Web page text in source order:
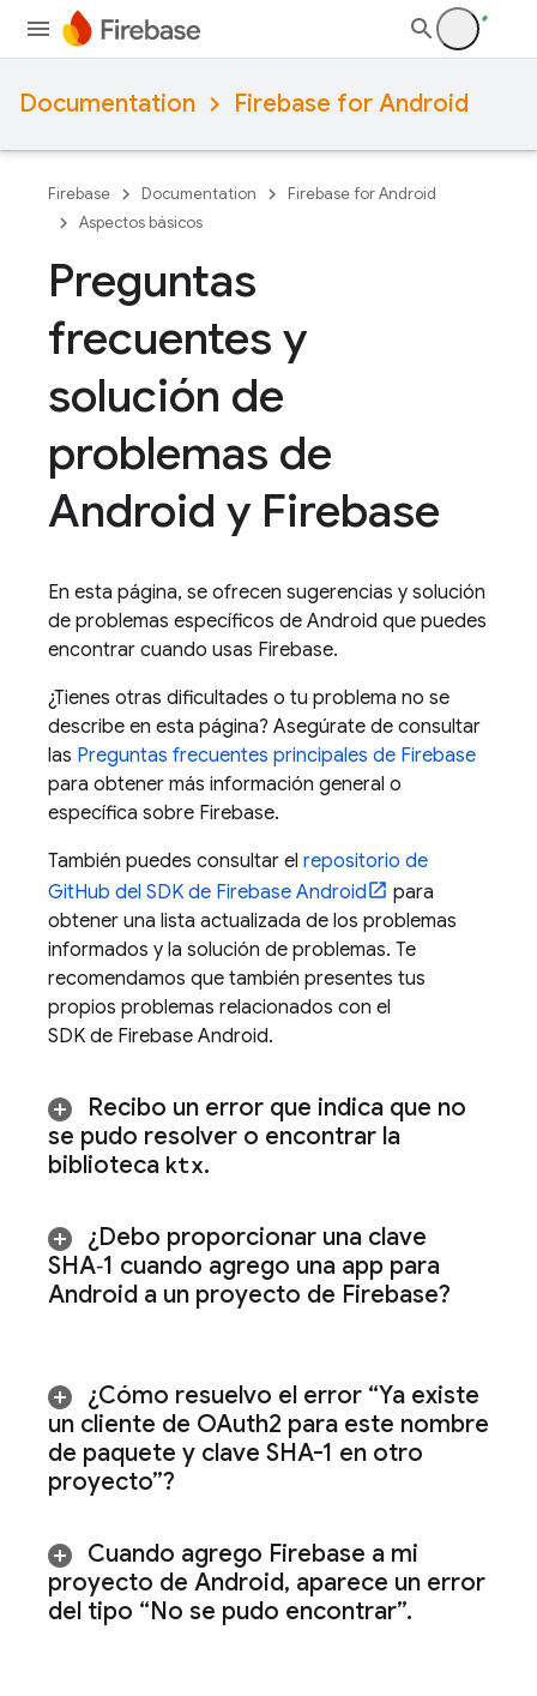
Documentation Firebase for Android
Firebase Documentation
Firebase for Android
Aspectos básicos
Preguntas
frecuentes y
solución de
problemas de
Android y Firebase
En esta página, se ofrecen sugerencias y solución
de problemas específicos de Android que puedes
encontrar cuando usas Firebase.
¿Tienes otras dificultades o tu problema no se
describe en esta página? Asegúrate de consultar
las Preguntas frecuentes principales de Firebase
para obtener más información general o
específica sobre Firebase.
También puedes consultar el repositorio de
GitHub del SDK de Firebase Android
para
obtener una lista actualizada de los problemas
informados y la solución de problemas. Te
recomendamos que también presentes tus
propios problemas relacionados con el
SDK de Firebase Android.
Recibo un error que indica que no
se pudo resolver o encontrar la
biblioteca ktx.
¿Debo proporcionar una clave
SHA‑1 cuando agrego una app para
Android a un proyecto de Firebase?
¿Cómo resuelvo el error “Ya existe
un cliente de OAuth2 para este nombre
de paquete y clave SHA-1 en otro
proyecto”?
Cuando agrego Firebase a mi
proyecto de Android, aparece un error
del tipo “No se pudo encontrar”.